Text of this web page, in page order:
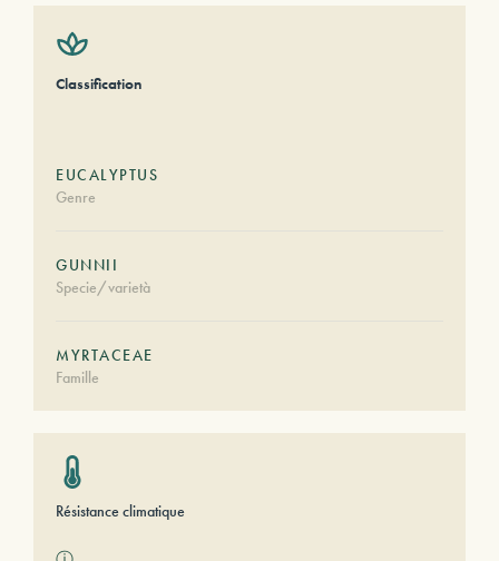
Classification
EUCALYPTUS
Genre
GUNNII
Specie/varietà
MYRTACEAE
Famille
Résistance climatique